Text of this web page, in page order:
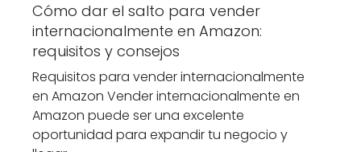
Cómo dar el salto para vender
internacionalmente en Amazon:
requisitos y consejos
Requisitos para vender internacionalmente
en Amazon Vender internacionalmente en
Amazon puede ser una excelente
oportunidad para expandir tu negocio y